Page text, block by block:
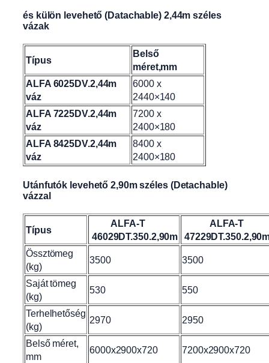
és külön levehető (Datachable) 2,44m széles
vázak
Típus
Belső
méret,mm
ALFA 6025DV.2,44m
váz
6000 x
2440×140
ALFA 7225DV.2,44m
váz
7200 x
2400×180
ALFA 8425DV.2,44m
váz
8400 x
2400×180
Utánfutók levehető 2,90m széles (Detachable)
vázzal
Típus
ALFA-T
46029DT.350.2,90m
ALFA-T
Össztömeg
(kg)
3500 3500
Saját tömeg
(kg)
530 550
Terhelhetőség
(kg)
2970 2950
Belső méret,
mm
6000x2900x720 7200x2900x720